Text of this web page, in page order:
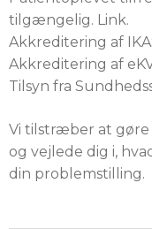
tilgængelig. Link.
Akkreditering af
Akkreditering af
Tilsyn fra
Vi tilstræber at gøre
og vejlede dig i,
din problemstilling.